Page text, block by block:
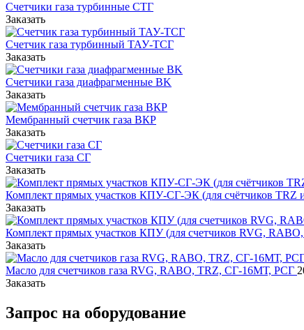
Счетчики газа турбинные СТГ
Заказать
Счетчик газа турбинный ТАУ-ТСГ
Заказать
Счетчики газа диафрагменные BK
Заказать
Мембранный счетчик газа ВКР
Заказать
Счетчики газа СГ
Заказать
Комплект прямых участков КПУ-СГ-ЭК (для счётчиков TRZ
Заказать
Комплект прямых участков КПУ (для счетчиков RVG,
Заказать
Масло для счетчиков газа RVG, RABO, TRZ, СГ-16МТ, РСГ
Заказать
Запрос на оборудование